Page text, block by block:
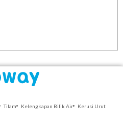
Tilam Kelengkapan Bilik Air Kerusi Urut